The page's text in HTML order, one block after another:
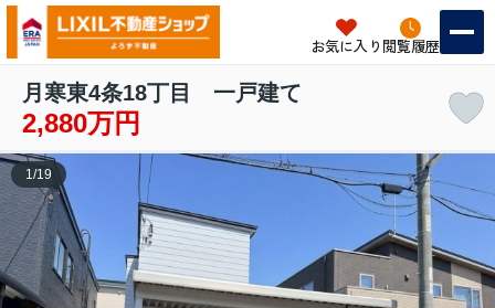
お気に入り 閲覧履歴
月寒東4条18丁目 一戸建て
2,880万円
1/19